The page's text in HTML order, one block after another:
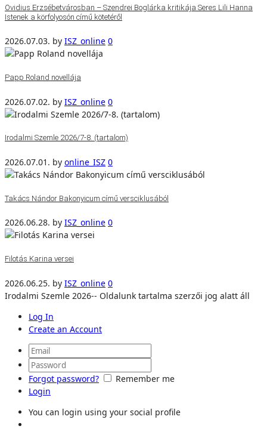
Ovidius Erzsébetvárosban – Szendrei Boglárka kritikája Seres Lili Hanna
Istenek a körfolyosón című kötetéről
2026.07.03. by ISZ_online 0
Papp Roland novellája
2026.07.02. by ISZ_online 0
Irodalmi Szemle 2026/7-8. (tartalom)
2026.07.01. by online_ISZ 0
Takács Nándor Bakonyicum című versciklusából
2026.06.28. by ISZ_online 0
Filotás Karina versei
2026.06.25. by ISZ_online 0
Irodalmi Szemle 2026-- Oldalunk tartalma szerzői jog alatt áll
Log In
Create an Account
Forgot password?
Remember me
Login
You can login using your social profile